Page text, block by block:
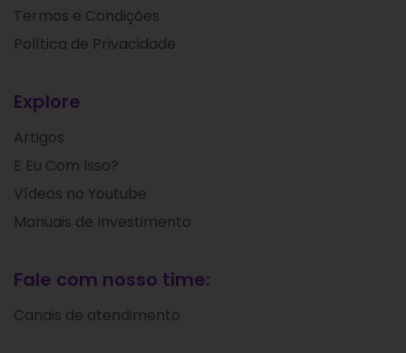
Termos e Condições
Política de Privacidade
Explore
Artigos
E Eu Com Isso?
Vídeos no Youtube
Manuais de Investimento
Fale com nosso time:
Canais de atendimento